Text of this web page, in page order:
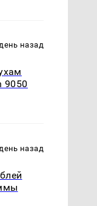
что купить?
назад
9050
день назад